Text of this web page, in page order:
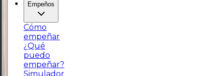
Empeños
Cómo
empeñar
¿Qué
puedo
empeñar?
Simulador